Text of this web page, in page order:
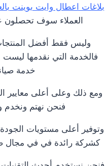
بلاغات اعطال وايت بوينت
العملاء سوف تحصلون
وليس فقط أفضل
فالخدمة التي نقدمها
خدمة
ومع ذلك وعلى أعلى معايير
فنحن نهتم ونخدم
وتوفير أعلى مستويات
كشركة رائدة في في مجال